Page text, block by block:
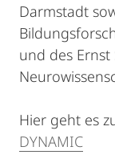
Darmstadt
und des
Hier geht es
DYNAMIC